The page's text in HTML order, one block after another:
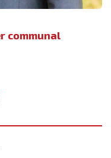
communal